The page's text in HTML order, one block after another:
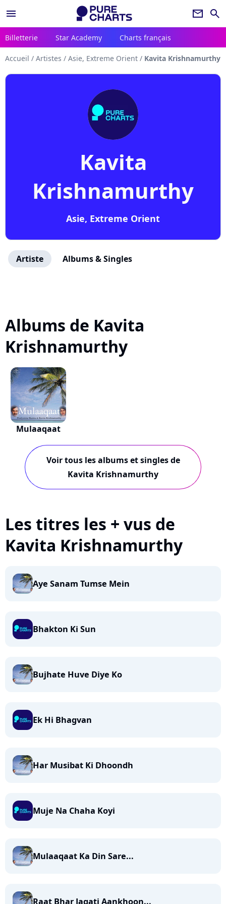
menu newsletter search
Billetterie Star Academy Charts français
Accueil / Artistes / Asie, Extreme Orient / Kavita Krishnamurthy
Kavita
Krishnamurthy
Asie, Extreme Orient
Artiste Albums & Singles
Albums de Kavita
Krishnamurthy
Mulaaqaat
Voir tous les albums et singles de
Kavita Krishnamurthy
Les titres les + vus de
Kavita Krishnamurthy
Aye Sanam Tumse Mein
Bhakton Ki Sun
Bujhate Huve Diye Ko
Ek Hi Bhagvan
Har Musibat Ki Dhoondh
Muje Na Chaha Koyi
Mulaaqaat Ka Din Sare...
Raat Bhar Jagati Aankhoon...